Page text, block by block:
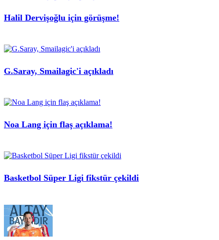
Halil Dervişoğlu için görüşme!
G.Saray, Smailagic'i açıkladı
Noa Lang için flaş açıklama!
Basketbol Süper Ligi fikstür çekildi